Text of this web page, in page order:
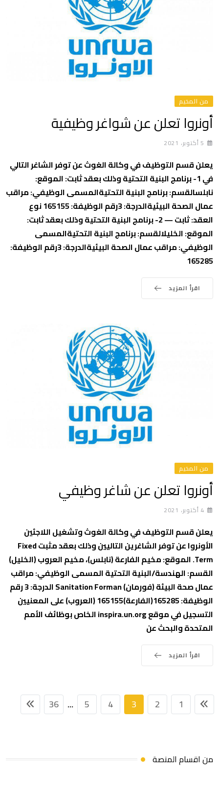
من المخيم
أونروا تعلن عن شواغر وظيفية
5 أكتوبر، 2021
يعلن قسم التوظيف في وكالة الغوث عن توفر الشاغر التالي
في 1- برنامج البنية التحتية وذلك بعقد ثابت: الموقع:
نابلسالقسم: برنامج البنية التحتيةالمسمى الوظيفي: مراقب
عمال الصحة البيئيةالدرجة: 3رقم الوظيفة: 165155 نوع
العقد: ثابت — 2- برنامج البنية التحتية وذلك بعقد ثابت:
الموقع: الخليلالقسم: برنامج البنية التحتيةالمسمى
الوظيفي: مراقب عمال الصحة البيئيةالدرجة: 3رقم الوظيفة:
165285
اقرأ المزيد
من المخيم
أونروا تعلن عن شاغر وظيفي
4 أكتوبر، 2021
يعلن قسم التوظيف في وكالة الغوث وتشغيل اللاجئين
الأونروا عن توفر الشاغرين التاليين وذلك بعقد مثبت Fixed
Term. الموقع: مخيم الفارعة (نابلس)، مخيم العروب (الخليل)
القسم: الهندسة/البنية التحتية المسمى الوظيفي: مراقب
عمال صحة البيئة (فورمان) Sanitation Forman الدرجة: 3 رقم
الوظيفة: 165285(الفارعة)165155 (العروب) على المعنيين
التسجيل في موقع inspira.un.org الخاص بوظائف الأمم
المتحدة والبحث عن
اقرأ المزيد
1
2
3
4
5
...
36
من اقسام المنصة